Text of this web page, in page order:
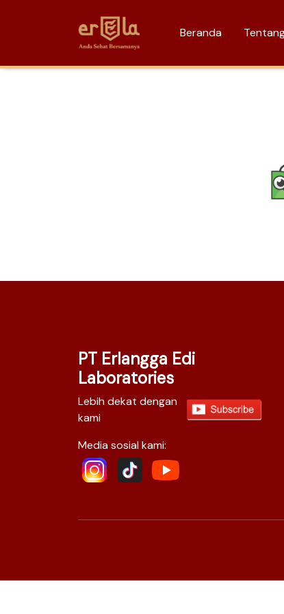
Beranda
PT Erlangga Edi
Laboratories
Lebih dekat dengan
kami
Media sosial kami: